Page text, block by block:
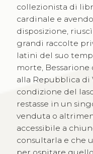
collezionista di
cardinale e
disposizione,
grandi raccolte
latini del suo
morte,
alla Repubblica di
condizione del
restasse in un
venduta o
accessibile a
consultarla e che